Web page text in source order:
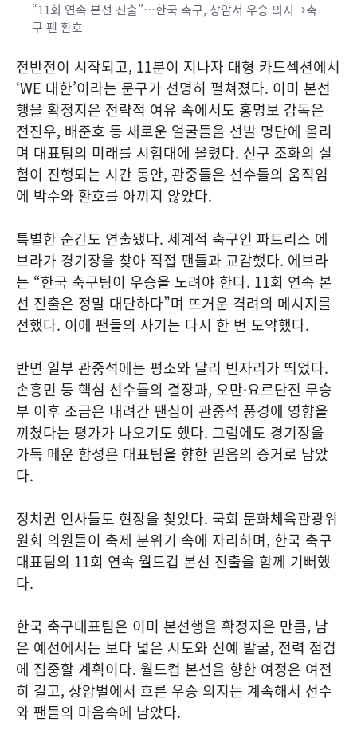
“11회 연속 본선 진출”…한국 축구, 상암서 우승 의지→축
구 팬 환호
전반전이 시작되고, 11분이 지나자 대형 카드섹션에서
‘WE 대한’이라는 문구가 선명히 펼쳐졌다. 이미 본선
행을 확정지은 전략적 여유 속에서도 홍명보 감독은
전진우, 배준호 등 새로운 얼굴들을 선발 명단에 올리
며 대표팀의 미래를 시험대에 올렸다. 신구 조화의 실
험이 진행되는 시간 동안, 관중들은 선수들의 움직임
에 박수와 환호를 아끼지 않았다.
특별한 순간도 연출됐다. 세계적 축구인 파트리스 에
브라가 경기장을 찾아 직접 팬들과 교감했다. 에브라
는 “한국 축구팀이 우승을 노려야 한다. 11회 연속 본
선 진출은 정말 대단하다”며 뜨거운 격려의 메시지를
전했다. 이에 팬들의 사기는 다시 한 번 도약했다.
반면 일부 관중석에는 평소와 달리 빈자리가 띄었다.
손흥민 등 핵심 선수들의 결장과, 오만·요르단전 무승
부 이후 조금은 내려간 팬심이 관중석 풍경에 영향을
끼쳤다는 평가가 나오기도 했다. 그럼에도 경기장을
가득 메운 함성은 대표팀을 향한 믿음의 증거로 남았
다.
정치권 인사들도 현장을 찾았다. 국회 문화체육관광위
원회 의원들이 축제 분위기 속에 자리하며, 한국 축구
대표팀의 11회 연속 월드컵 본선 진출을 함께 기뻐했
다.
한국 축구대표팀은 이미 본선행을 확정지은 만큼, 남
은 예선에서는 보다 넓은 시도와 신예 발굴, 전력 점검
에 집중할 계획이다. 월드컵 본선을 향한 여정은 여전
히 길고, 상암벌에서 흐른 우승 의지는 계속해서 선수
와 팬들의 마음속에 남았다.